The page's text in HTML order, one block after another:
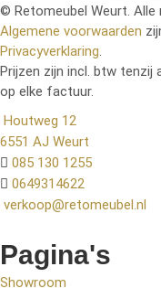
© Retomeubel Weurt. Alle
Algemene voorwaarden
Privacyverklaring
Prijzen zijn incl. btw tenzij
op elke factuur.
Houtweg 12
6551 AJ Weurt
085 130 1255
0649314622
verkoop@retomeubel.nl
Pagina's
Showroom